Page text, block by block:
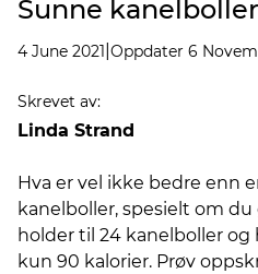
Sunne kanelboller
4 June 2021 Oppdater 6
Skrevet av:
Linda Strand
Hva er vel ikke bedre enn
kanelboller, spesielt om
holder til 24 kanelboller
kun 90 kalorier. Prøv